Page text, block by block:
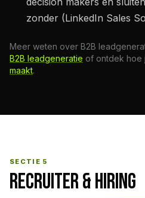
zonder (LinkedIn Sales
Meer weten over B2B
B2B leadgeneratie of ontdek hoe
maakt.
SECTIE 5
RECRUITER & HIRING